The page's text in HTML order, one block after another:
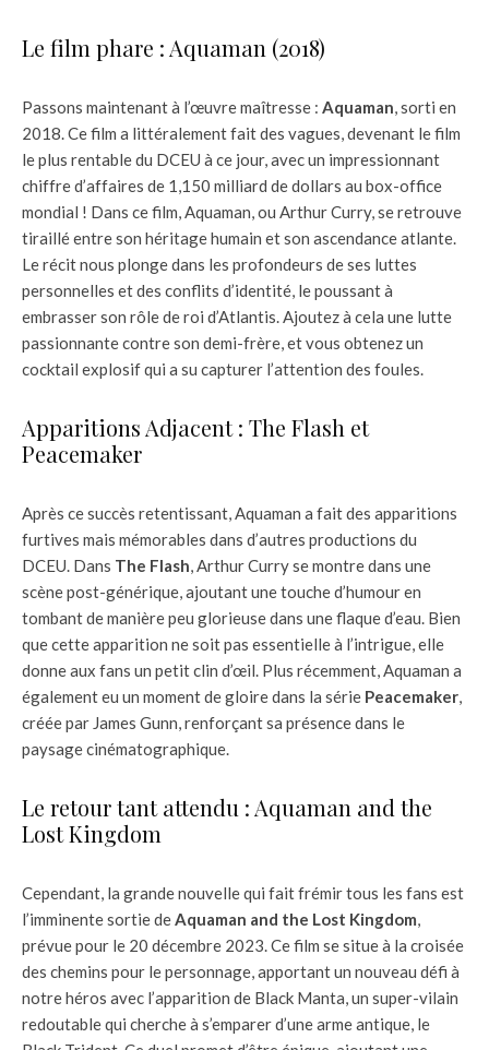
Le film phare : Aquaman (2018)
Passons maintenant à l’œuvre maîtresse : Aquaman, sorti en
2018. Ce film a littéralement fait des vagues, devenant le film
le plus rentable du DCEU à ce jour, avec un impressionnant
chiffre d’affaires de 1,150 milliard de dollars au box-office
mondial ! Dans ce film, Aquaman, ou Arthur Curry, se retrouve
tiraillé entre son héritage humain et son ascendance atlante.
Le récit nous plonge dans les profondeurs de ses luttes
personnelles et des conflits d’identité, le poussant à
embrasser son rôle de roi d’Atlantis. Ajoutez à cela une lutte
passionnante contre son demi-frère, et vous obtenez un
cocktail explosif qui a su capturer l’attention des foules.
Apparitions Adjacent : The Flash et
Peacemaker
Après ce succès retentissant, Aquaman a fait des apparitions
furtives mais mémorables dans d’autres productions du
DCEU. Dans The Flash, Arthur Curry se montre dans une
scène post-générique, ajoutant une touche d’humour en
tombant de manière peu glorieuse dans une flaque d’eau. Bien
que cette apparition ne soit pas essentielle à l’intrigue, elle
donne aux fans un petit clin d’œil. Plus récemment, Aquaman a
également eu un moment de gloire dans la série Peacemaker,
créée par James Gunn, renforçant sa présence dans le
paysage cinématographique.
Le retour tant attendu : Aquaman and the
Lost Kingdom
Cependant, la grande nouvelle qui fait frémir tous les fans est
l’imminente sortie deAquaman and the Lost Kingdom,
prévue pour le 20 décembre 2023. Ce film se situe à la croisée
des chemins pour le personnage, apportant un nouveau défi à
notre héros avec l’apparition de Black Manta, un super-vilain
redoutable qui cherche à s’emparer d’une arme antique, le